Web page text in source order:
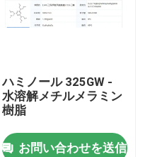
ハミノール 325GW -
水溶解メチルメラミン
樹脂
お問い合わせを送信